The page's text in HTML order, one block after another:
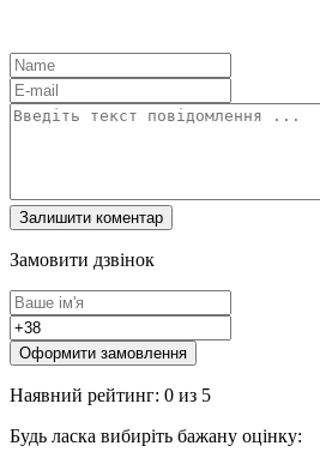
Замовити дзвінок
Оформити замовлення
Наявний рейтинг: 0 из 5
Будь ласка вибиріть бажану оцінку: